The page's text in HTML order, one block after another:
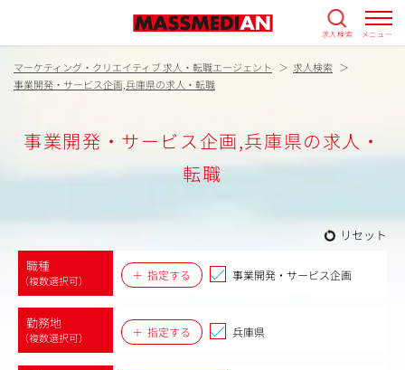
求人検索 メニュー
マーケティング・クリエイティブ 求人・転職エージェント
求人検索
事業開発・サービス企画,兵庫県の求人・転職
事業開発・サービス企画,兵庫県の求人・
転職
リセット
職種
（複数選択可） 指定する 事業開発・サービス企画
勤務地
（複数選択可） 指定する 兵庫県